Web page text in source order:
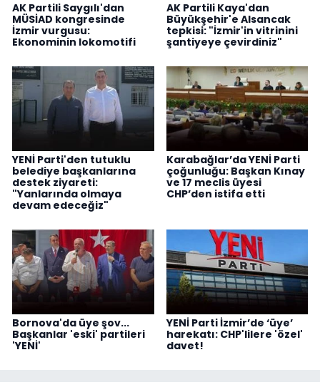
AK Partili Saygılı'dan
MÜSİAD kongresinde
İzmir vurgusu:
Ekonominin lokomotifi
AK Partili Kaya'dan
Büyükşehir'e Alsancak
tepkisi: "İzmir'in vitrinini
şantiyeye çevirdiniz"
YENİ Parti'den tutuklu
belediye başkanlarına
destek ziyareti:
"Yanlarında olmaya
devam edeceğiz"
Karabağlar’da YENİ Parti
çoğunluğu: Başkan Kınay
ve 17 meclis üyesi
CHP’den istifa etti
Bornova'da üye şov...
Başkanlar 'eski' partileri
'YENİ'
YENİ Parti İzmir’de ‘üye’
harekatı: CHP'lilere 'özel'
davet!